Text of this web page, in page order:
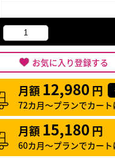
お気に入り登録する
月額 12,980 円
72カ月～プランでカート
月額 15,180 円
60カ月～プランでカート